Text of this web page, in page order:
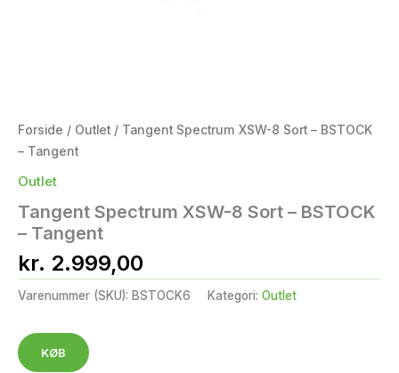
Forside / Outlet / Tangent Spectrum XSW-8 Sort – BSTOCK
– Tangent
Outlet
Tangent Spectrum XSW-8 Sort – BSTOCK
– Tangent
kr. 2.999,00
Varenummer (SKU): BSTOCK6 Kategori: Outlet
KØB